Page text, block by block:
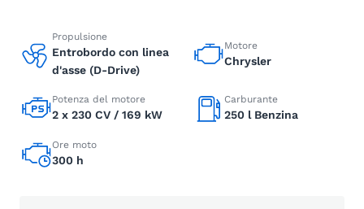
Propulsione
Entrobordo con linea
d'asse (D-Drive)
Motore
Chrysler
Potenza del motore
2 x 230 CV / 169 kW
Carburante
250 l Benzina
Ore moto
300 h